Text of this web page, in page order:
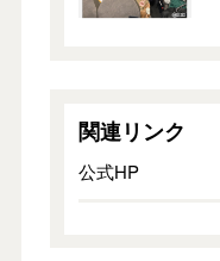
関連リンク
公式HP